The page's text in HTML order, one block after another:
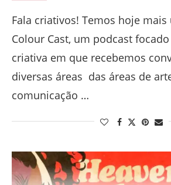
Fala criativos! Temos hoje
Colour Cast, um podcast
criativa em que recebemos
diversas áreas das áreas de
comunicação …